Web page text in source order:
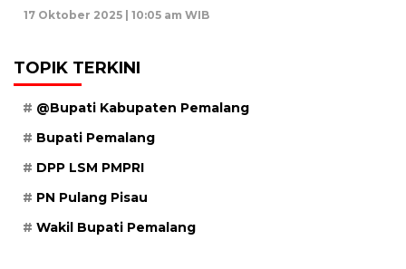
17 Oktober 2025 | 10:05 am WIB
TOPIK TERKINI
@Bupati Kabupaten Pemalang
Bupati Pemalang
DPP LSM PMPRI
PN Pulang Pisau
Wakil Bupati Pemalang